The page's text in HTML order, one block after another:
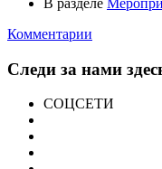
В разделе
Комментарии
Следи за нами
СОЦСЕТИ